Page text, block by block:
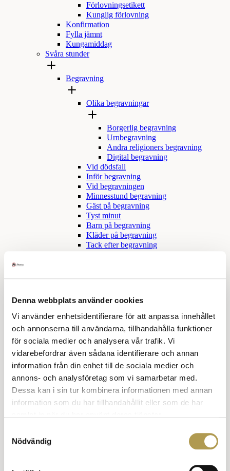
Denna webbplats använder cookies
Vi använder enhetsidentifierare för att anpassa innehållet
och annonserna till användarna, tillhandahålla funktioner
för sociala medier och analysera vår trafik. Vi
vidarebefordrar även sådana identifierare och annan
information från din enhet till de sociala medier och
annons- och analysföretag som vi samarbetar med.
Dessa kan i sin tur kombinera informationen med annan
information som du har tillhandahållit eller som de har
Nödvändig
Förlovningsetikett
Kunglig förlovning
Konfirmation
Fylla jämnt
Kungamiddag
Svåra stunder
Begravning
Olika begravningar
Borgerlig begravning
Urnbegravning
Andra religioners begravning
Digital begravning
Vid dödsfall
Inför begravning
Vid begravningen
Minnesstund begravning
Gäst på begravning
Tyst minut
Barn på begravning
Kläder på begravning
Tack efter begravning
Högtidsdräkt och frack
Frack
Balklänning
Smoking och aftonklänning
Smoking för honom
Smoking eller aftonklänning
Mörk kostym och klänning